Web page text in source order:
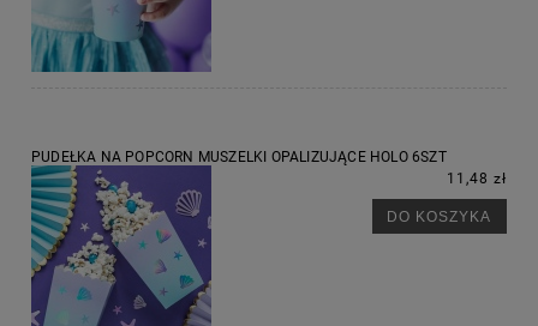
PUDEŁKA NA POPCORN MUSZELKI OPALIZUJĄCE HOLO 6SZT
11,48 zł
DO KOSZYKA